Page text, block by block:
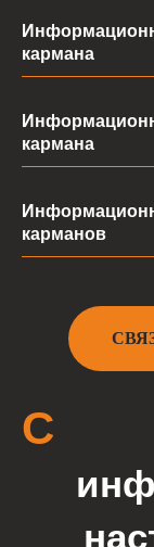
кармана
кармана
карманов
П